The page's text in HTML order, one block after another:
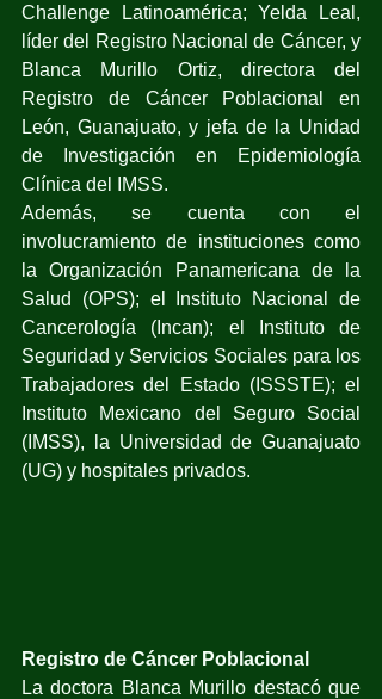
Challenge Latinoamérica; Yelda Leal,
líder del Registro Nacional de Cáncer, y
Blanca Murillo Ortiz, directora del
Registro de Cáncer Poblacional en
León, Guanajuato, y jefa de la Unidad
de Investigación en Epidemiología
Clínica del IMSS.
Además, se cuenta con el
involucramiento de instituciones como
la Organización Panamericana de la
Salud (OPS); el Instituto Nacional de
Cancerología (Incan); el Instituto de
Seguridad y Servicios Sociales para los
Trabajadores del Estado (ISSSTE); el
Instituto Mexicano del Seguro Social
(IMSS), la Universidad de Guanajuato
(UG) y hospitales privados.
Registro de Cáncer Poblacional
La doctora Blanca Murillo destacó que